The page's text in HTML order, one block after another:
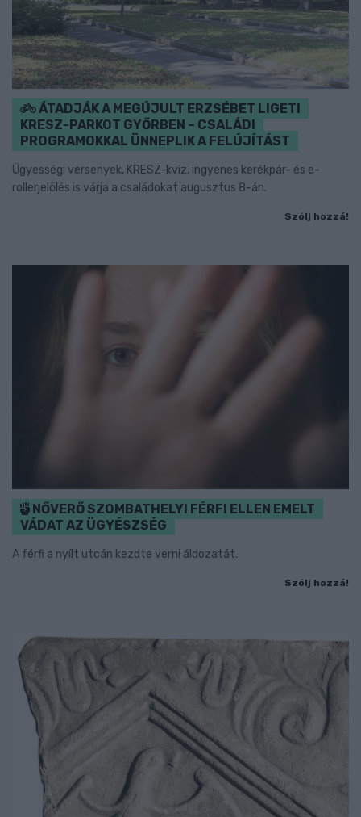
ÁTADJÁK A MEGÚJULT ERZSÉBET LIGETI
KRESZ-PARKOT GYŐRBEN – CSALÁDI
PROGRAMOKKAL ÜNNEPLIK A FELÚJÍTÁST
Ügyességi versenyek, KRESZ-kvíz, ingyenes kerékpár- és e-
rollerjelölés is várja a családokat augusztus 8-án.
Szólj hozzá!
NŐVERŐ SZOMBATHELYI FÉRFI ELLEN EMELT
VÁDAT AZ ÜGYÉSZSÉG
A férfi a nyílt utcán kezdte verni áldozatát.
Szólj hozzá!